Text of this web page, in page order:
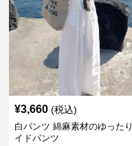
¥3,660 (税込)
白パンツ 綿麻素材のゆった
イドパンツ